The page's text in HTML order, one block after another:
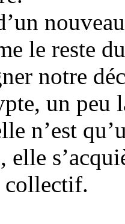
le reste
notre
un peu
n’est
elle
collectif.